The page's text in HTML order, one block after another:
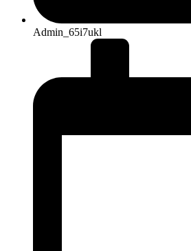
Admin_65i7ukl